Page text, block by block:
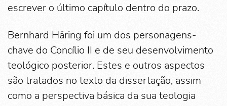
escrever o último capítulo dentro do prazo.
Bernhard Häring foi um dos personagens-
chave do Concílio II e de seu desenvolvimento
teológico posterior. Estes e outros aspectos
são tratados no texto da dissertação, assim
como a perspectiva básica da sua teologia